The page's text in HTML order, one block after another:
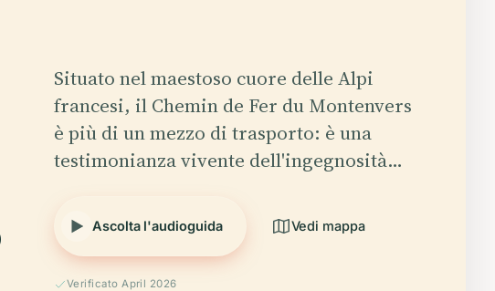
Situato nel maestoso cuore delle Alpi
francesi, il Chemin de Fer du Montenvers
è più di un mezzo di trasporto: è una
testimonianza vivente dell'ingegnosità…
Ascolta l'audioguida Vedi mappa
Verificato April 2026